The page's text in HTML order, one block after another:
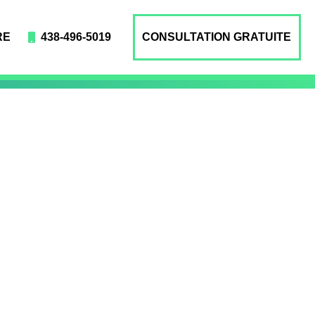
438-496-5019 CONSULTATION GRATUITE